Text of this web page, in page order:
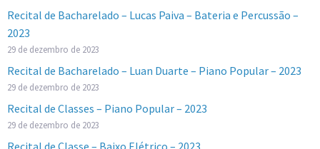
Recital de Bacharelado – Lucas Paiva – Bateria e Percussão –
2023
29 de dezembro de 2023
Recital de Bacharelado – Luan Duarte – Piano Popular – 2023
29 de dezembro de 2023
Recital de Classes – Piano Popular – 2023
29 de dezembro de 2023
Recital de Classe – Baixo Elétrico – 2023